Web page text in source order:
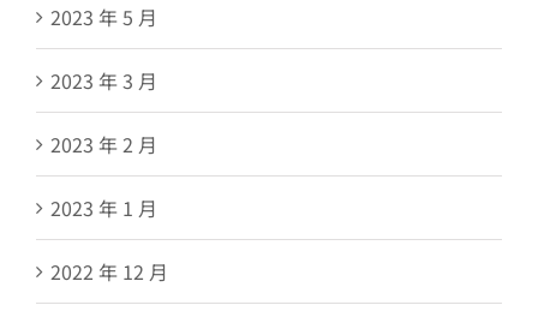
2023 年 5 月
2023 年 3 月
2023 年 2 月
2023 年 1 月
2022 年 12 月